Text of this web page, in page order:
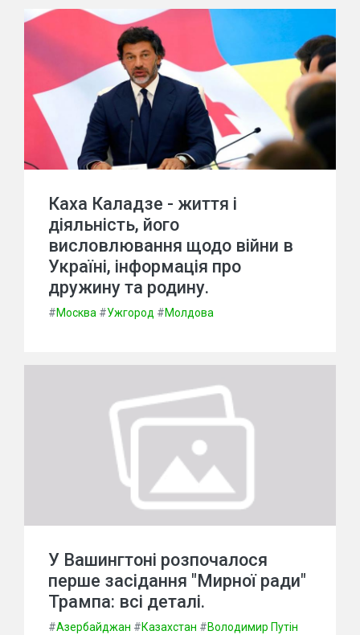
Каха Каладзе - життя і
діяльність, його
висловлювання щодо війни в
Україні, інформація про
дружину та родину.
#Москва #Ужгород #Молдова
У Вашингтоні розпочалося
перше засідання "Мирної ради"
Трампа: всі деталі.
#Азербайджан #Казахстан #Володимир Путін